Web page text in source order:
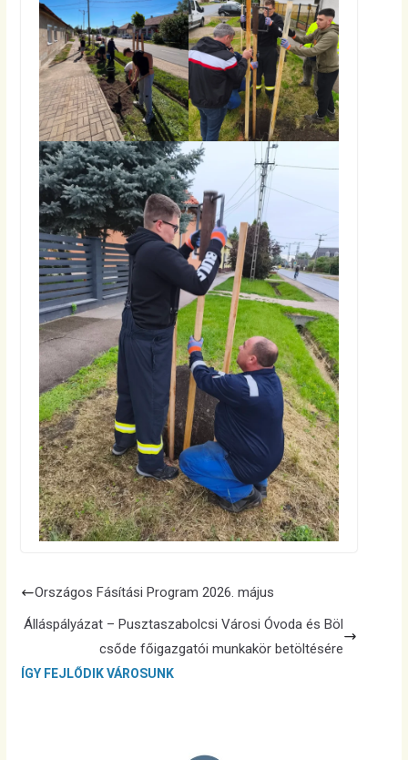
Országos Fásítási Program 2026. május
Álláspályázat – Pusztaszabolcsi Városi Óvoda és Böl
csőde főigazgatói munkakör betöltésére
ÍGY FEJLŐDIK VÁROSUNK